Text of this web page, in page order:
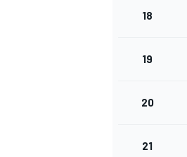
18
19
20
21